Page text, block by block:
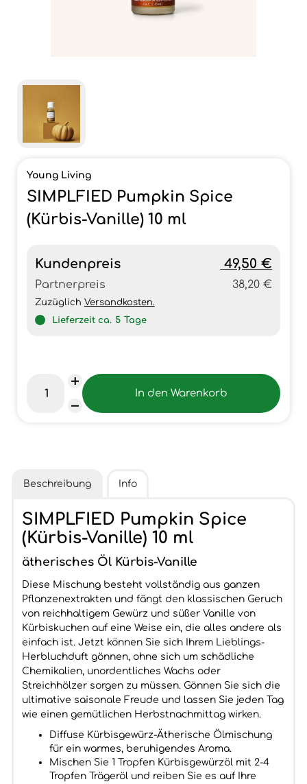
Young Living
SIMPLFIED Pumpkin Spice
(Kürbis-Vanille) 10 ml
Kundenpreis 49,50 €
Partnerpreis 38,20 €
Zuzüglich Versandkosten.
Lieferzeit ca. 5 Tage
Beschreibung Info
SIMPLFIED Pumpkin Spice
(Kürbis-Vanille) 10 ml
ätherisches Öl Kürbis-Vanille
Diese Mischung besteht vollständig aus ganzen
Pflanzenextrakten und fängt den klassischen Geruch
von reichhaltigem Gewürz und süßer Vanille von
Kürbiskuchen auf eine Weise ein, die alles andere als
einfach ist. Jetzt können Sie sich Ihrem Lieblings-
Herbluchduft gönnen, ohne sich um schädliche
Chemikalien, unordentliches Wachs oder
Streichhölzer sorgen zu müssen. Gönnen Sie sich die
ultimative saisonale Freude und lassen Sie jeden Tag
wie einen gemütlichen Herbstnachmittag wirken.
Diffuse Kürbisgewürz-Ätherische Ölmischung
für ein warmes, beruhigendes Aroma.
Mischen Sie 1 Tropfen Kürbisgewürzöl mit 2-4
Tropfen Trägeröl und reiben Sie es auf Ihre